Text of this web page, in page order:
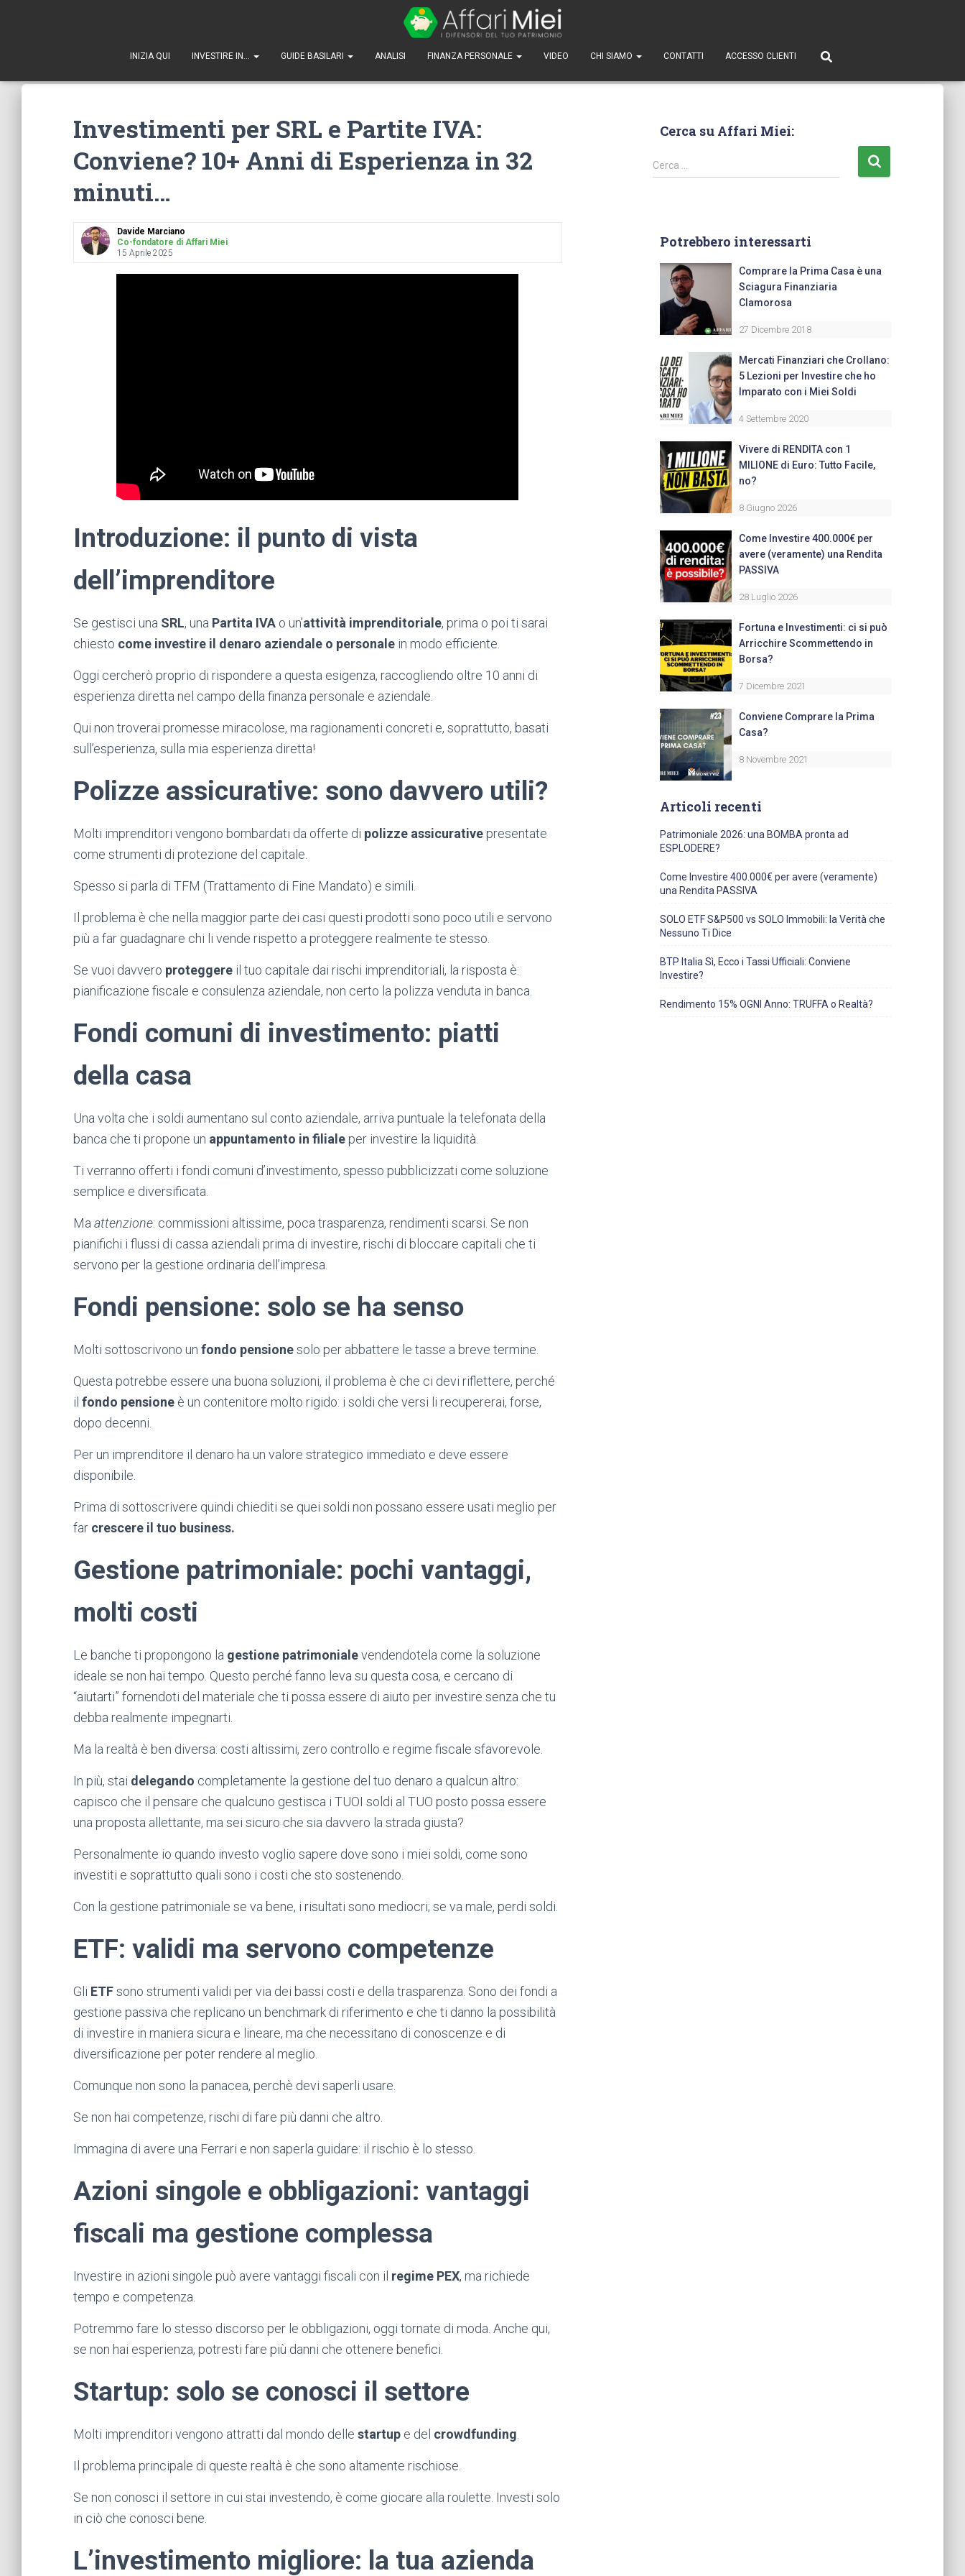
INIZIA QUI INVESTIRE IN… GUIDE BASILARI ANALISI FINANZA PERSONALE VIDEO CHI SIAMO CONTATTI ACCESSO CLIENTI
Investimenti per SRL e Partite IVA:
Conviene? 10+ Anni di Esperienza in 32
minuti…
Davide Marciano
Co-fondatore di Affari Miei
15 Aprile 2025
Introduzione: il punto di vista
dell’imprenditore
Se gestisci una SRL, una Partita IVA o un’attività imprenditoriale, prima o poi ti sarai
chiesto come investire il denaro aziendale o personale in modo efficiente.
Oggi cercherò proprio di rispondere a questa esigenza, raccogliendo oltre 10 anni di
esperienza diretta nel campo della finanza personale e aziendale.
Qui non troverai promesse miracolose, ma ragionamenti concreti e, soprattutto, basati
sull’esperienza, sulla mia esperienza diretta!
Polizze assicurative: sono davvero utili?
Molti imprenditori vengono bombardati da offerte di polizze assicurative presentate
come strumenti di protezione del capitale.
Spesso si parla di TFM (Trattamento di Fine Mandato) e simili.
Il problema è che nella maggior parte dei casi questi prodotti sono poco utili e servono
più a far guadagnare chi li vende rispetto a proteggere realmente te stesso.
Se vuoi davvero proteggere il tuo capitale dai rischi imprenditoriali, la risposta è:
pianificazione fiscale e consulenza aziendale, non certo la polizza venduta in banca.
Fondi comuni di investimento: piatti
della casa
Una volta che i soldi aumentano sul conto aziendale, arriva puntuale la telefonata della
banca che ti propone un appuntamento in filiale per investire la liquidità.
Ti verranno offerti i fondi comuni d’investimento, spesso pubblicizzati come soluzione
semplice e diversificata.
Ma attenzione: commissioni altissime, poca trasparenza, rendimenti scarsi. Se non
pianifichi i flussi di cassa aziendali prima di investire, rischi di bloccare capitali che ti
servono per la gestione ordinaria dell’impresa.
Fondi pensione: solo se ha senso
Molti sottoscrivono un fondo pensionesolo per abbattere le tasse a breve termine.
Questa potrebbe essere una buona soluzioni, il problema è che ci devi riflettere, perché
il fondo pensione è un contenitore molto rigido: i soldi che versi li recupererai, forse,
dopo decenni.
Per un imprenditore il denaro ha un valore strategico immediato e deve essere
disponibile.
Prima di sottoscrivere quindi chiediti se quei soldi non possano essere usati meglio per
far crescere il tuo business.
Gestione patrimoniale: pochi vantaggi,
molti costi
Le banche ti propongono la gestione patrimonialevendendotela come la soluzione
ideale se non hai tempo. Questo perché fanno leva su questa cosa, e cercano di
“aiutarti” fornendoti del materiale che ti possa essere di aiuto per investire senza che tu
debba realmente impegnarti.
Ma la realtà è ben diversa: costi altissimi, zero controllo e regime fiscale sfavorevole.
In più, stai delegando completamente la gestione del tuo denaro a qualcun altro:
capisco che il pensare che qualcuno gestisca i TUOI soldi al TUO posto possa essere
una proposta allettante, ma sei sicuro che sia davvero la strada giusta?
Personalmente io quando investo voglio sapere dove sono i miei soldi, come sono
investiti e soprattutto quali sono i costi che sto sostenendo.
Con la gestione patrimoniale se va bene, i risultati sono mediocri; se va male, perdi soldi.
ETF: validi ma servono competenze
Gli ETFsono strumenti validi per via dei bassi costi e della trasparenza. Sono dei fondi a
gestione passiva che replicano un benchmark di riferimento e che ti danno la possibilità
di investire in maniera sicura e lineare, ma che necessitano di conoscenze e di
diversificazione per poter rendere al meglio.
Comunque non sono la panacea, perchè devi saperli usare.
Se non hai competenze, rischi di fare più danni che altro.
Immagina di avere una Ferrari e non saperla guidare: il rischio è lo stesso.
Azioni singole e obbligazioni: vantaggi
fiscali ma gestione complessa
Investire in azioni singole può avere vantaggi fiscali con il regime PEX, ma richiede
tempo e competenza.
Potremmo fare lo stesso discorso per le obbligazioni, oggi tornate di moda. Anche qui,
se non hai esperienza, potresti fare più danni che ottenere benefici.
Startup: solo se conosci il settore
Molti imprenditori vengono attratti dal mondo delle startup e del crowdfunding
Il problema principale di queste realtà è che sono altamente rischiose.
Se non conosci il settore in cui stai investendo, è come giocare alla roulette. Investi solo
in ciò che conosci bene.
L’investimento migliore: la tua azienda
Cerca su Affari Miei:
Cerca …
Potrebbero interessarti
Comprare la Prima Casa è una
Sciagura Finanziaria
Clamorosa
27 Dicembre 2018
Mercati Finanziari che Crollano:
5 Lezioni per Investire che ho
Imparato con i Miei Soldi
4 Settembre 2020
Vivere di RENDITA con 1
MILIONE di Euro: Tutto Facile,
no?
8 Giugno 2026
Come Investire 400.000€ per
avere (veramente) una Rendita
PASSIVA
28 Luglio 2026
Fortuna e Investimenti: ci si può
Arricchire Scommettendo in
Borsa?
7 Dicembre 2021
Conviene Comprare la Prima
Casa?
8 Novembre 2021
Articoli recenti
Patrimoniale 2026: una BOMBA pronta ad
ESPLODERE?
Come Investire 400.000€ per avere (veramente)
una Rendita PASSIVA
SOLO ETF S&P500 vs SOLO Immobili: la Verità che
Nessuno Ti Dice
BTP Italia Sì, Ecco i Tassi Ufficiali: Conviene
Investire?
Rendimento 15% OGNI Anno: TRUFFA o Realtà?